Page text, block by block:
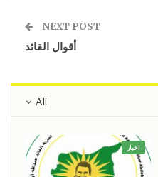
NEXT POST
أقوال القائد
All
اخبار